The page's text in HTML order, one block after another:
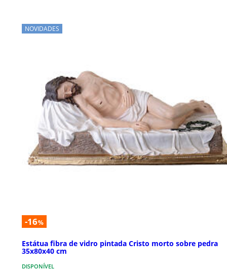
NOVIDADES
-16%
Estátua fibra de vidro pintada Cristo morto sobre pedra
35x80x40 cm
DISPONÍVEL